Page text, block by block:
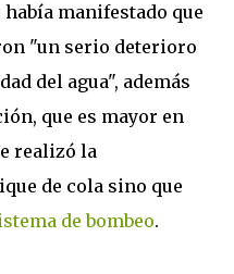
manifestado que
"un serio deterioro
del agua", además
que es mayor en
realizó la
de cola sino que
de bombeo.